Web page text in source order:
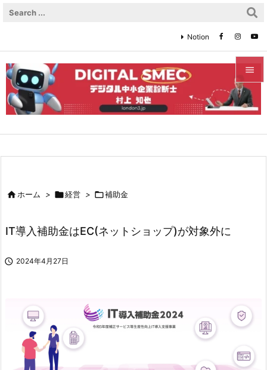


メニュ

Notion
ホーム > 経営 > 補助金
IT導入補助金はEC(ネットショップ)が対象外に
 2024年4月27日